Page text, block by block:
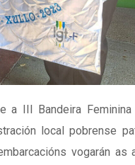
a III Bandeira Feminina
local pobrense
vogarán as